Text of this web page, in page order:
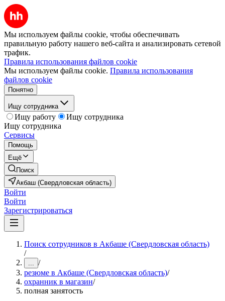
Мы используем файлы cookie, чтобы обеспечивать
правильную работу нашего веб-сайта и анализировать сетевой
трафик.
Правила использования файлов cookie
Мы используем файлы cookie. Правила использования
файлов cookie
Понятно
Ищу сотрудника
Ищу работу
Ищу сотрудника
Ищу сотрудника
Сервисы
Помощь
Ещё
Поиск
Акбаш (Свердловская область)
Войти
Войти
Зарегистрироваться
Поиск сотрудников в Акбаше (Свердловская область)
/
... /
резюме в Акбаше (Свердловская область)/
охранник в магазин/
полная занятость